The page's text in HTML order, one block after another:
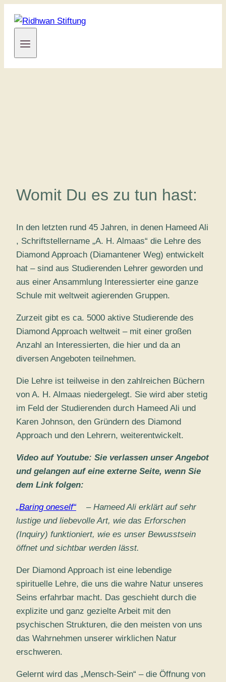
Inhalt
Womit Du es zu tun hast:
In den letzten rund 45 Jahren, in denen Hameed Ali
, Schriftstellername „A. H. Almaas“ die Lehre des
Diamond Approach (Diamantener Weg) entwickelt
hat – sind aus Studierenden Lehrer geworden und
aus einer Ansammlung Interessierter eine ganze
Schule mit weltweit agierenden Gruppen.
Zurzeit gibt es ca. 5000 aktive Studierende des
Diamond Approach weltweit – mit einer großen
Anzahl an Interessierten, die hier und da an
diversen Angeboten teilnehmen.
Die Lehre ist teilweise in den zahlreichen Büchern
von A. H. Almaas niedergelegt. Sie wird aber stetig
im Feld der Studierenden durch Hameed Ali und
Karen Johnson, den Gründern des Diamond
Approach und den Lehrern, weiterentwickelt.
Video auf Youtube: Sie verlassen unser Angebot
und gelangen auf eine externe Seite, wenn Sie
dem Link folgen:
„Baring oneself“
– Hameed Ali erklärt auf sehr
lustige und liebevolle Art, wie das Erforschen
(Inquiry) funktioniert, wie es unser Bewusstsein
öffnet und sichtbar werden lässt.
Der Diamond Approach ist eine lebendige
spirituelle Lehre, die uns die wahre Natur unseres
Seins erfahrbar macht. Das geschieht durch die
explizite und ganz gezielte Arbeit mit den
psychischen Strukturen, die den meisten von uns
das Wahrnehmen unserer wirklichen Natur
erschweren.
Gelernt wird das „Mensch-Sein“ – die Öffnung von